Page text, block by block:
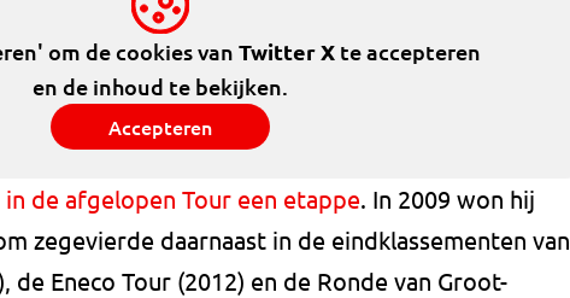
om de cookies van Twitter Xte accepteren
en de inhoud te bekijken.
Accepteren
de afgelopen Tour een etappe. In 2009 won hij
zegevierde daarnaast in de eindklassementen van
de Eneco Tour (2012) en de Ronde van Groot-